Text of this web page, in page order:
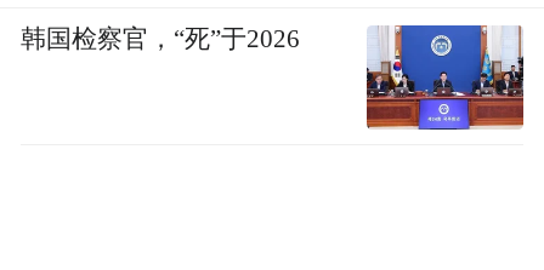
韩国检察官，“死”于2026